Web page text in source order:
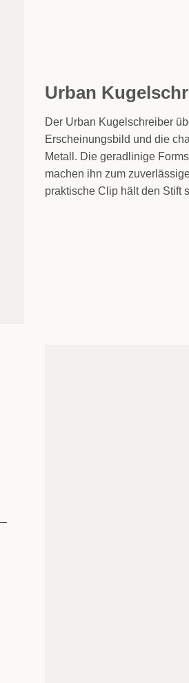
Urban
Der Urban Kugelschreiber
Erscheinungsbild und die
Metall. Die geradlinige
machen ihn zum
praktische Clip hält den Stift